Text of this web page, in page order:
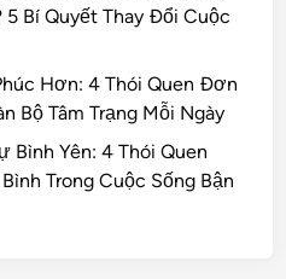
5 Bí Quyết Thay Đổi Cuộc
Hơn: 4 Thói Quen Đơn
Bộ Tâm Trạng Mỗi Ngày
Bình Yên: 4 Thói Quen
Trong Cuộc Sống Bận